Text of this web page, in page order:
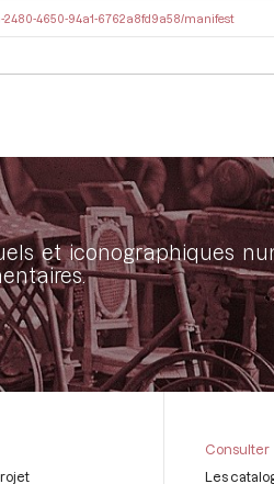
2480-4650-94a1-6762a8fd9a58/manifest
et iconographiques
Consulter
Les